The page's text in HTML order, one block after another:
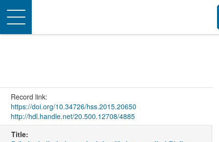
Toggle
navigation
Record link:
https://doi.org/10.34726/hss.2015.20650
http://hdl.handle.net/20.500.12708/4885
Title: